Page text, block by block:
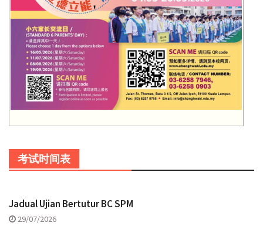
考试时间表
Jadual Ujian Bertutur BC SPM
29/07/2026